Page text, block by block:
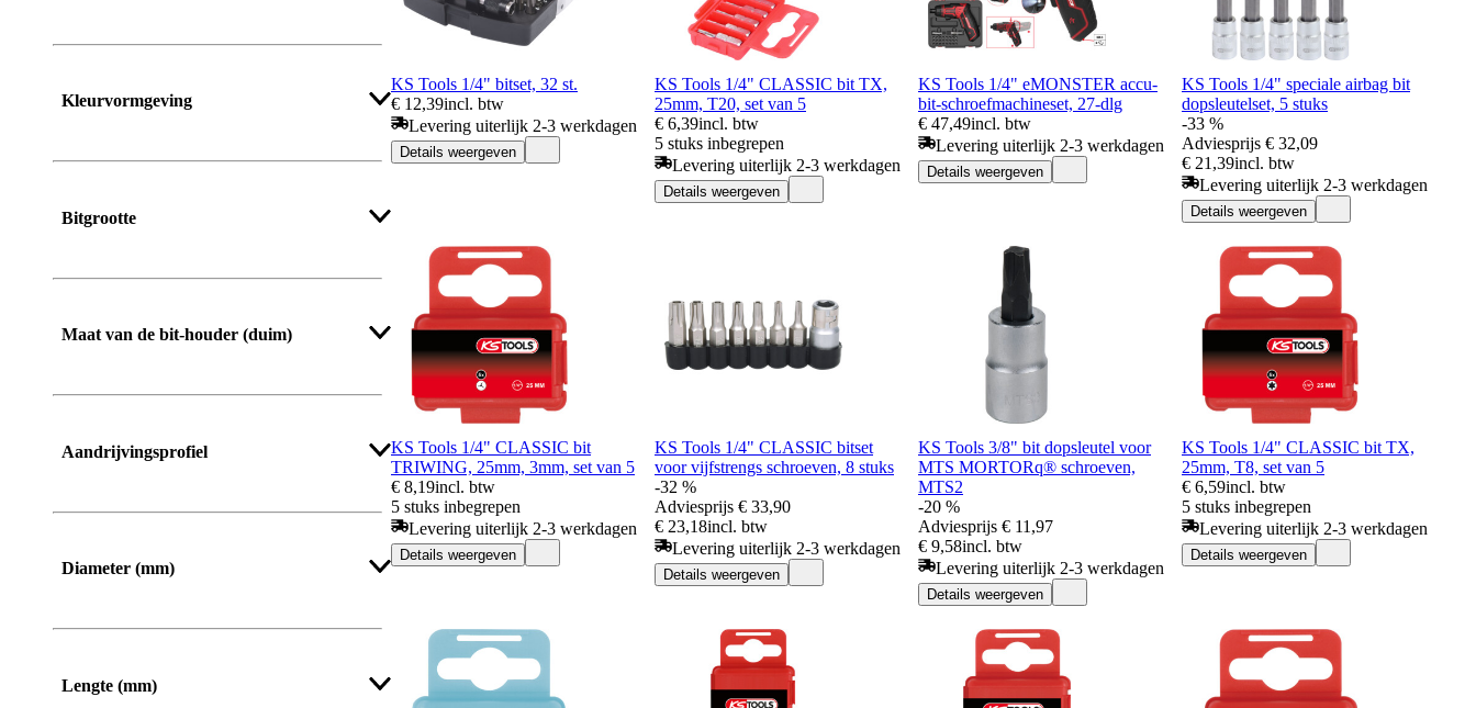
Kleurvormgeving
Bitgrootte
Maat van de bit-houder (duim)
Aandrijvingsprofiel
Diameter (mm)
Lengte (mm)
KS Tools 1/4" bitset, 32 st.
€ 12,39incl. btw
Levering uiterlijk 2-3 werkdagen
Details weergeven
KS Tools 1/4" CLASSIC bit TX,
25mm, T20, set van 5
€ 6,39incl. btw
5 stuks inbegrepen
Levering uiterlijk 2-3 werkdagen
Details weergeven
KS Tools 1/4" eMONSTER accu-
bit-schroefmachineset, 27-dlg
€ 47,49incl. btw
Levering uiterlijk 2-3 werkdagen
Details weergeven
KS Tools 1/4" speciale airbag bit
dopsleutelset, 5 stuks
-33 %
Adviesprijs € 32,09
€ 21,39incl. btw
Levering uiterlijk 2-3 werkdagen
Details weergeven
KS Tools 1/4" CLASSIC bit
TRIWING, 25mm, 3mm, set van 5
€ 8,19incl. btw
5 stuks inbegrepen
Levering uiterlijk 2-3 werkdagen
Details weergeven
KS Tools 1/4" CLASSIC bitset
voor vijfstrengs schroeven, 8 stuks
-32 %
Adviesprijs € 33,90
€ 23,18incl. btw
Levering uiterlijk 2-3 werkdagen
Details weergeven
KS Tools 3/8" bit dopsleutel voor
MTS MORTORq® schroeven,
MTS2
-20 %
Adviesprijs € 11,97
€ 9,58incl. btw
Levering uiterlijk 2-3 werkdagen
Details weergeven
KS Tools 1/4" CLASSIC bit TX,
25mm, T8, set van 5
€ 6,59incl. btw
5 stuks inbegrepen
Levering uiterlijk 2-3 werkdagen
Details weergeven